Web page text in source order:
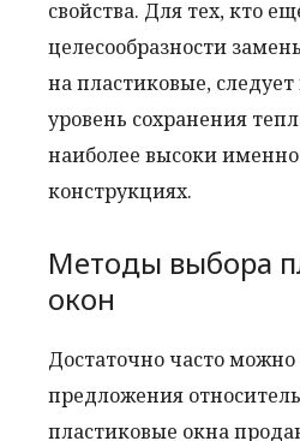
свойства. Для тех, кто
целесообразности
на пластиковые,
уровень сохранения
наиболее высоки
конструкциях.
Методы выбора
окон
Достаточно часто можно
предложения
пластиковые окна